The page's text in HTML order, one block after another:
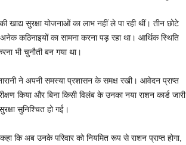
खाद्य सुरक्षा योजनाओं का लाभ नहीं ले पा रही थीं। तीन छोटे
कठिनाइयों का सामना करना पड़ रहा था। आर्थिक स्थिति
भी चुनौती बन गया था।
ने अपनी समस्या प्रशासन के समक्ष रखी। आवेदन प्राप्त
किया और बिना किसी विलंब के उनका नया राशन कार्ड जारी
सुनिश्चित हो गई।
कि अब उनके परिवार को नियमित रूप से राशन प्राप्त होगा,